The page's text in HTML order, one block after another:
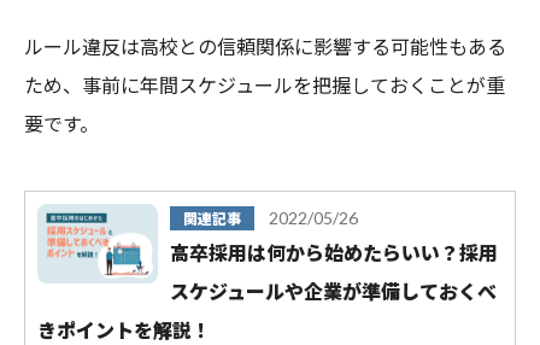
ルール違反は高校との信頼関係に影響する可能性もある
ため、事前に年間スケジュールを把握しておくことが重
要です。
関連記事 2022/05/26
高卒採用は何から始めたらいい？採用
スケジュールや企業が準備しておくべ
きポイントを解説！